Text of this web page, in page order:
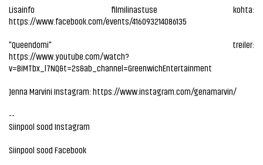
Lisainfo filmilinastuse kohta:
https://www.facebook.com/events/416093214086135
"Queendomi" treiler:
https://www.youtube.com/watch?
v=BiMTbx_l7NQ&t=2s&ab_channel=GreenwichEntertainment
Jenna Marvini Instagram: https://www.instagram.com/genamarvin/
--
Siinpool sood Instagram
Siinpool sood Facebook